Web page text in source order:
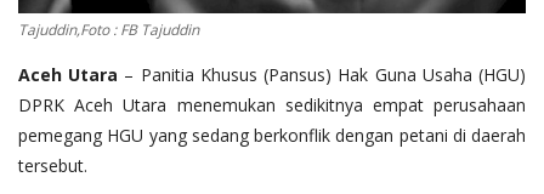
Tajuddin,Foto : FB Tajuddin
Aceh Utara – Panitia Khusus (Pansus) Hak Guna Usaha (HGU)
DPRK Aceh Utara menemukan sedikitnya empat perusahaan
pemegang HGU yang sedang berkonflik dengan petani di daerah
tersebut.